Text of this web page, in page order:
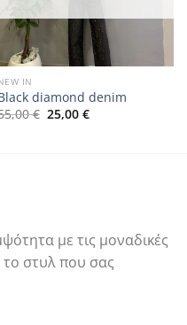
IN
diamond denim
€ Original
price
25,00 €Η
τρέχουσα
με τις μοναδικές
στυλ που σας